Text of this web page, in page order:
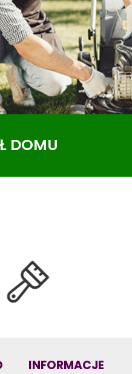
DOMU
INFORMACJE